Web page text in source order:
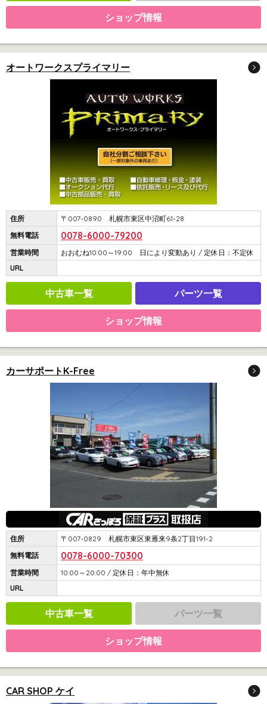
ショップ情報
オートワークスプライマリー
住所
〒007-0890 札幌市東区中沼町61-28
無料電話
0078-6000-79200
営業時間
おおむね10:00～19:00 日により変動あり / 定休日：不定休
URL
中古車一覧 パーツ一覧
ショップ情報
カーサポートK-Free
住所
〒007-0829 札幌市東区東雁来9条2丁目191-2
無料電話
0078-6000-70300
営業時間
10:00～20:00 / 定休日：年中無休
URL
中古車一覧 パーツ一覧
ショップ情報
CAR SHOP ケイ